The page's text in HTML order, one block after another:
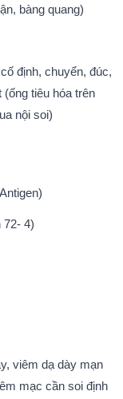
bàng quang)
định, chuyển, đúc,
tiêu hóa trên
nội soi)
72- 4)
viêm dạ dày mạn
mạc cần soi định